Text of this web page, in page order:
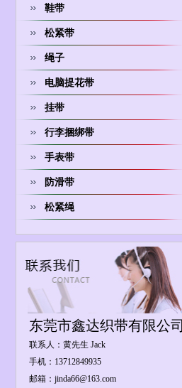
鞋带
松紧带
绳子
电脑提花带
挂带
行李捆绑带
手表带
防滑带
松紧绳
东莞市鑫达织带有限公司
联系人：黄先生 Jack
手机：13712849935
邮箱：jinda66@163.com